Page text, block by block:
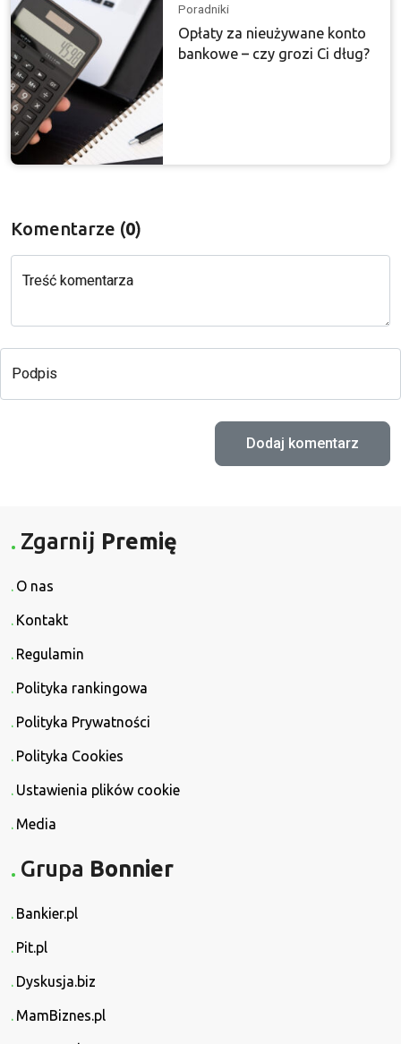
Poradniki
Opłaty za nieużywane konto
bankowe – czy grozi Ci dług?
Komentarze (0)
Treść komentarza
Podpis
Zgarnij Premię
O nas
Kontakt
Regulamin
Polityka rankingowa
Polityka Prywatności
Polityka Cookies
Ustawienia plików cookie
Media
Grupa Bonnier
Bankier.pl
Pit.pl
Dyskusja.biz
MamBiznes.pl